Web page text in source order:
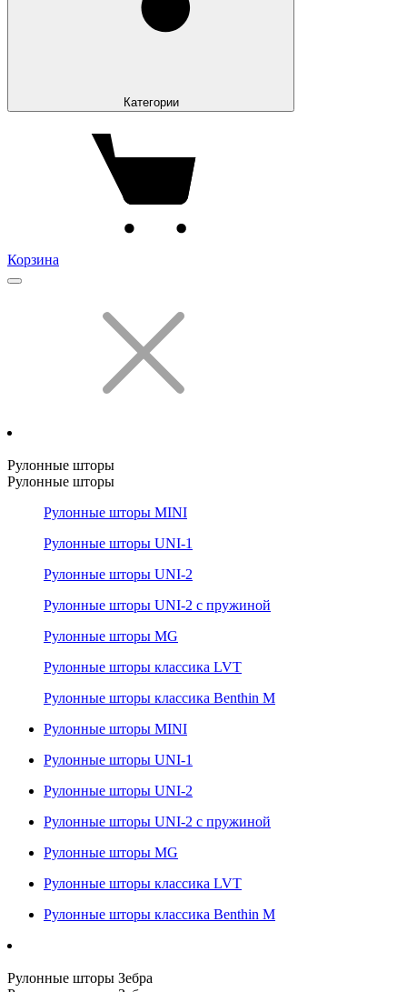
Категории
Корзина
Рулонные шторы
Рулонные шторы
Рулонные шторы MINI
Рулонные шторы UNI-1
Рулонные шторы UNI-2
Рулонные шторы UNI-2 с пружиной
Рулонные шторы MG
Рулонные шторы классика LVT
Рулонные шторы классика Benthin M
Рулонные шторы MINI
Рулонные шторы UNI-1
Рулонные шторы UNI-2
Рулонные шторы UNI-2 с пружиной
Рулонные шторы MG
Рулонные шторы классика LVT
Рулонные шторы классика Benthin M
Рулонные шторы Зебра